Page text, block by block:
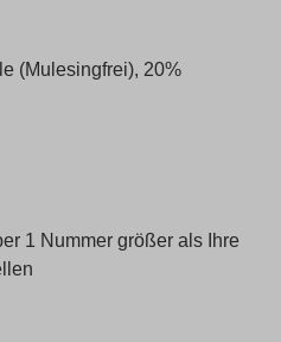
(Mulesingfrei), 20%
1 Nummer größer als Ihre